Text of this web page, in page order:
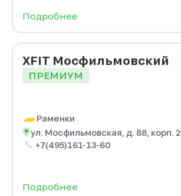
Подробнее
XFIT Мосфильмовский
ПРЕМИУМ
Раменки
ул. Мосфильмовская, д. 88, корп. 2
+7(495)161-13-60
Подробнее